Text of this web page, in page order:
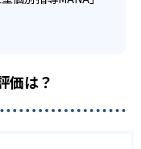
が合わないと感じ
師を変更すること
教室を首都圏で展開
は100近い教室を
千葉高校
価は？